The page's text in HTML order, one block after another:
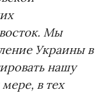
Мы
Украины в
нашу
в тех